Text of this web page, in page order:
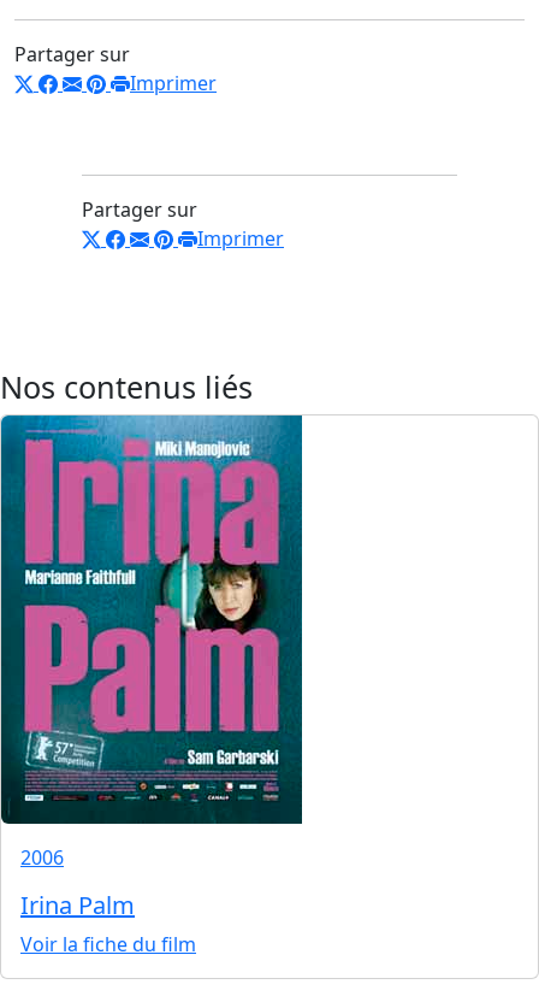
Partager sur
Imprimer
Partager sur
Imprimer
Nos contenus liés
2006
Irina Palm
Voir la fiche du film